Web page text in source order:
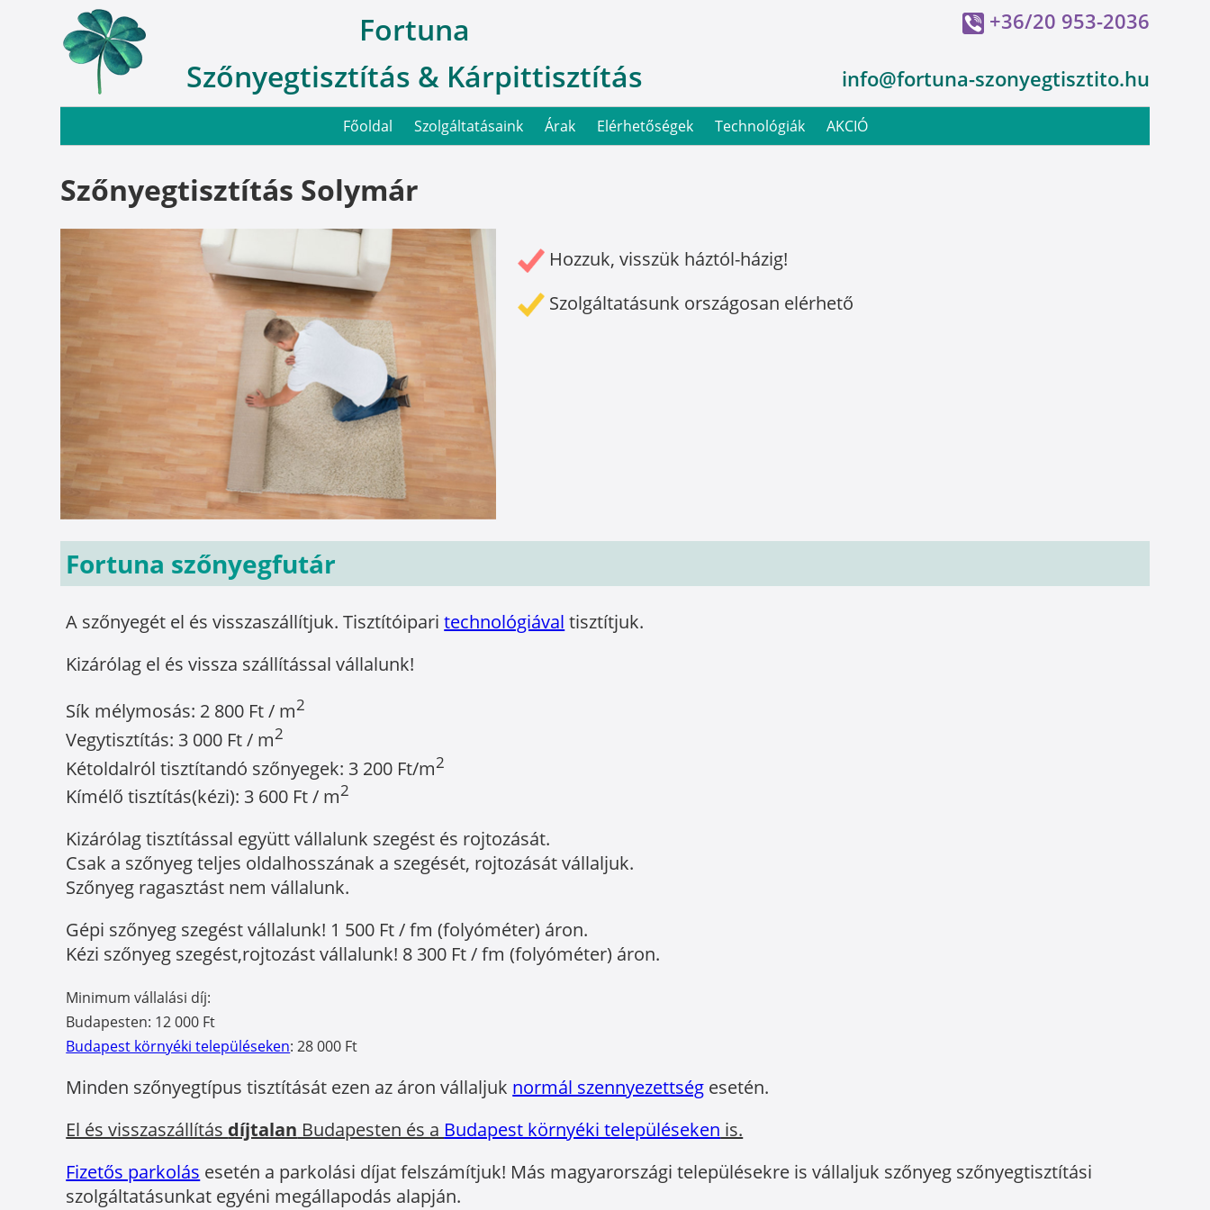
Fortuna
Szőnyegtisztítás & Kárpittisztítás
+36/20 953-2036
info@fortuna-szonyegtisztito.hu
Főoldal Szolgáltatásaink Árak Elérhetőségek Technológiák AKCIÓ
Szőnyegtisztítás Solymár
Hozzuk, visszük háztól-házig!
Szolgáltatásunk országosan elérhető
Fortuna szőnyegfutár
A szőnyegét el és visszaszállítjuk. Tisztítóiparitechnológiával tisztítjuk.
Kizárólag el és vissza szállítással vállalunk!
Sík mélymosás: 2 800 Ft / m2
Vegytisztítás: 3 000 Ft / m2
Kétoldalról tisztítandó szőnyegek: 3 200 Ft/m2
Kímélő tisztítás(kézi): 3 600 Ft / m2
Kizárólag tisztítással együtt vállalunk szegést és rojtozását.
Csak a szőnyeg teljes oldalhosszának a szegését, rojtozását vállaljuk.
Szőnyeg ragasztást nem vállalunk.
Gépi szőnyeg szegést vállalunk! 1 500 Ft / fm (folyóméter) áron.
Kézi szőnyeg szegést,rojtozást vállalunk! 8 300 Ft / fm (folyóméter) áron.
Minimum vállalási díj:
Budapesten: 12 000 Ft
Budapest környéki településeken: 28 000 Ft
Minden szőnyegtípus tisztítását ezen az áron vállaljuk normál szennyezettség esetén.
El és visszaszállítás díjtalan Budapesten és a Budapest környéki településeken is.
Fizetős parkolás esetén a parkolási díjat felszámítjuk! Más magyarországi településekre is vállaljuk szőnyeg szőnyegtisztítási
szolgáltatásunkat egyéni megállapodás alapján.